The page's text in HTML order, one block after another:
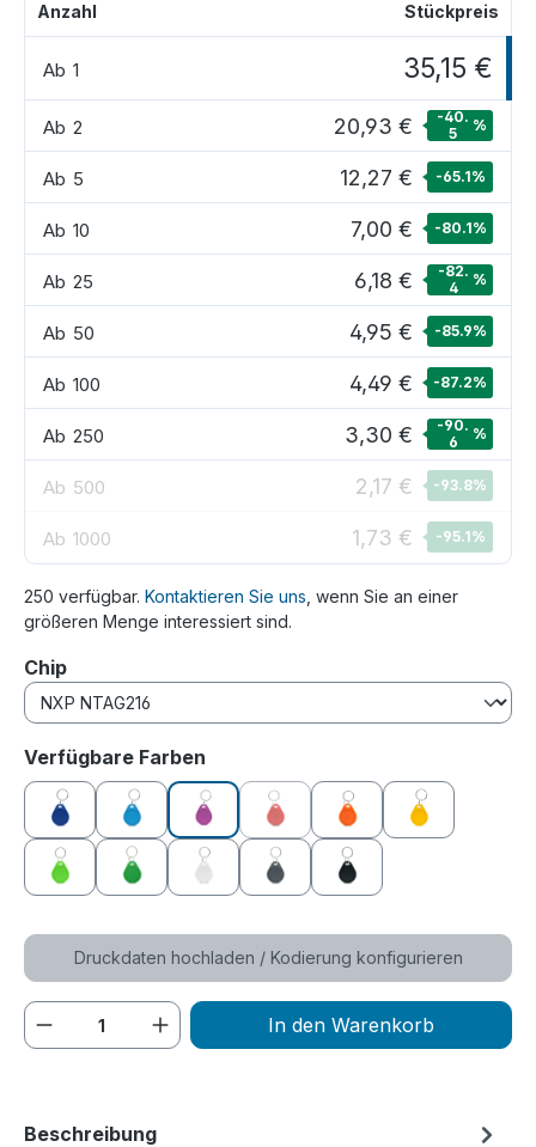
Anzahl Stückpreis
Ab 1 35,15 €
Ab 2 20,93 €
-40.
5
%
Ab 5 12,27 € -65.1%
Ab 10 7,00 € -80.1%
Ab 25 6,18 €
-82.
4
%
Ab 50 4,95 € -85.9%
Ab 100 4,49 € -87.2%
Ab 250 3,30 €
-90.
6
%
Ab 500 2,17 € -93.8%
Ab 1000 1,73 € -95.1%
250 verfügbar. Kontaktieren Sie uns , wenn Sie an einer
größeren Menge interessiert sind.
Chipauswählen
Verfügbare Farben
blau hellblau lila rot
(Diese Option ist zurzeit nicht
orange gelb
grün dunkelgrünweiß grau schwarz
Druckdaten hochladen / Kodierung konfigurieren
Produkt Anzahl: Gib den gewünschten
In den Warenkorb
Beschreibung